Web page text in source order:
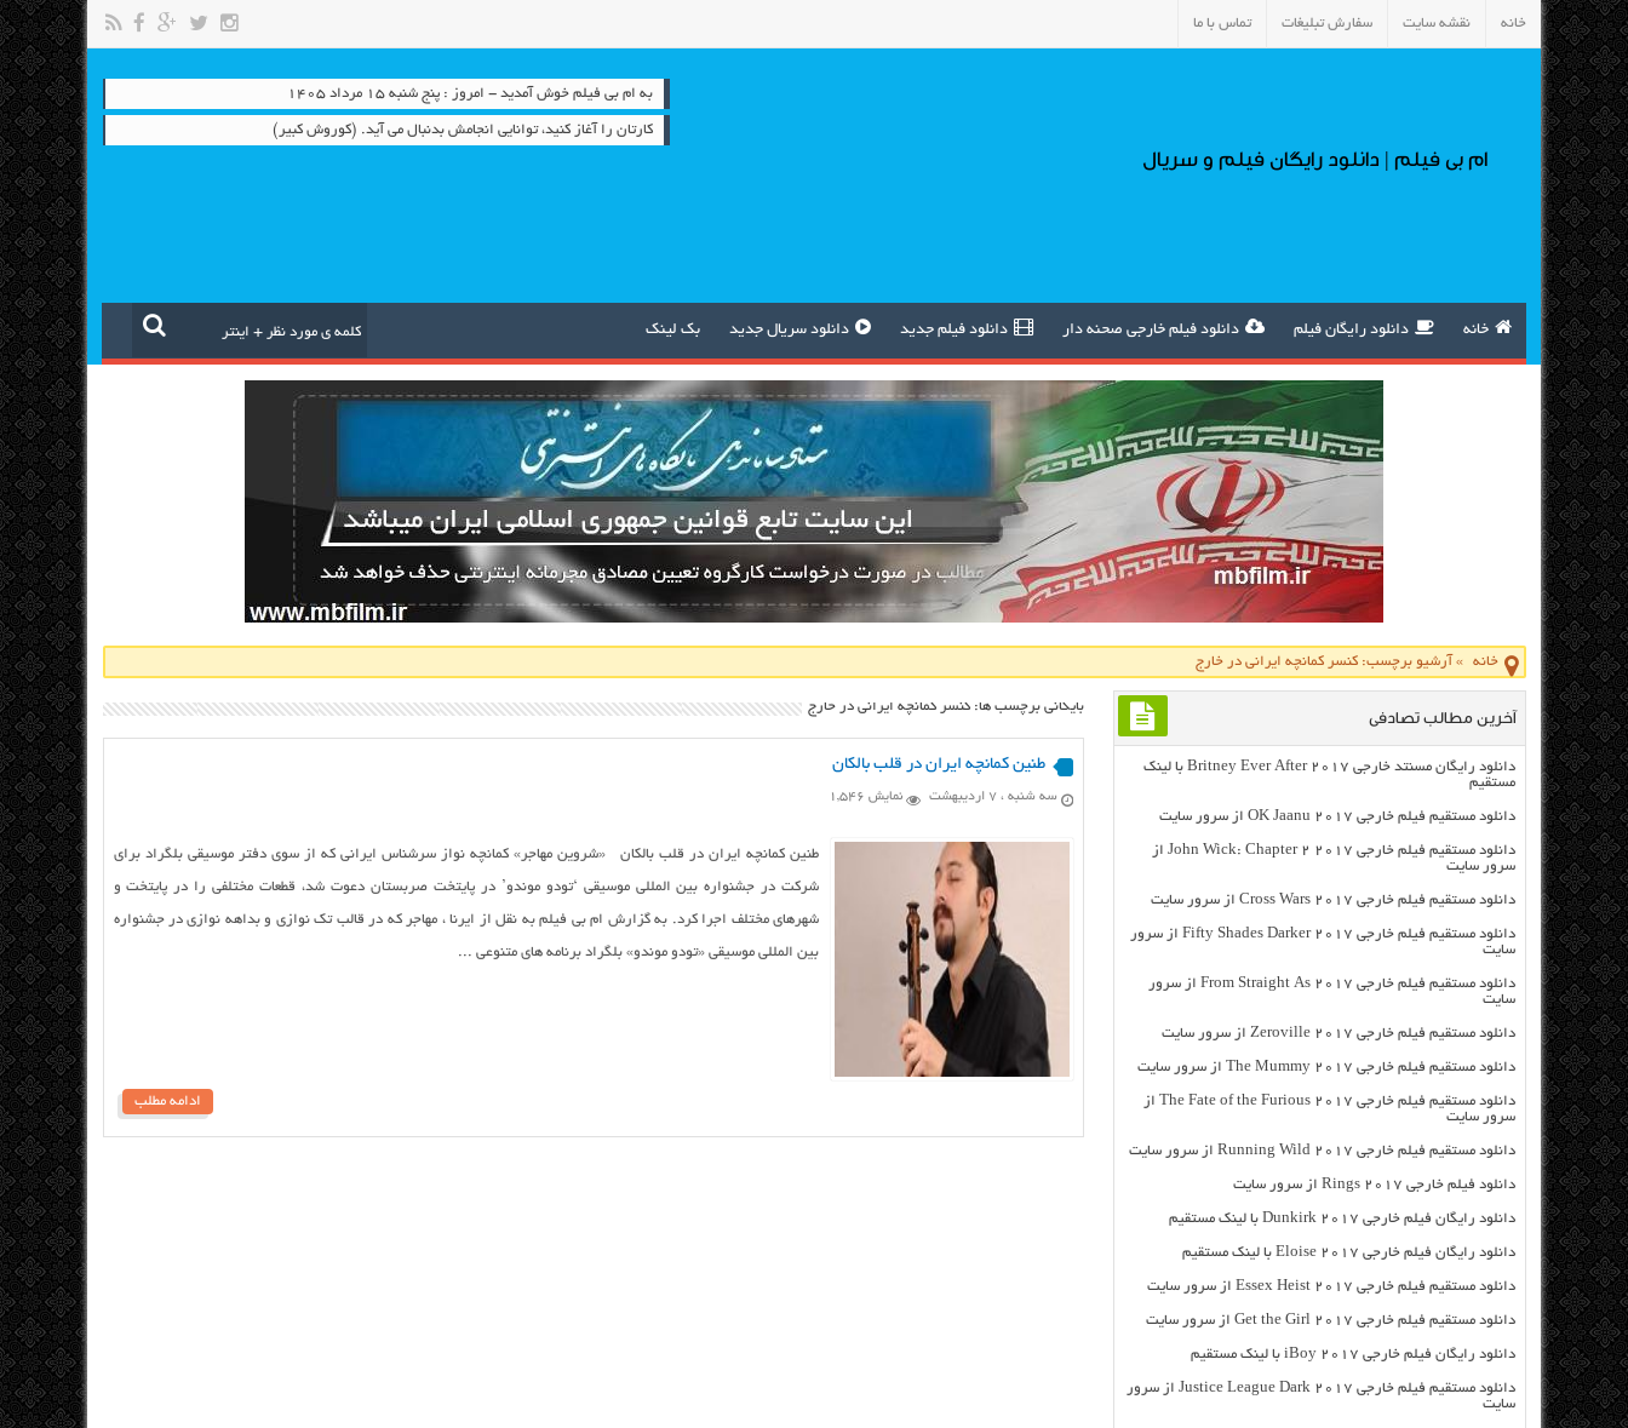
خانه نقشه سایت سفارش تبلیغات تماس با ما
ام بی فیلم | دانلود رایگان فیلم و سریال
به ام بی فیلم خوش آمدید - امروز : پنج شنبه ۱۵ مرداد ۱۴۰۵
کارتان را آغاز کنید، توانایی انجامش بدنبال می آید. (کوروش کبیر)
خانه دانلود رایگان فیلم دانلود فیلم خارجی صحنه دار دانلود فیلم جدید دانلود سریال جدید بک لینک
خانه » آرشیو برچسب: کنسر کمانچه ایرانی در خارج
بایگانی برچسب ها: کنسر کمانچه ایرانی در خارج
طنین کمانچه ایران در قلب بالکان
سه شنبه ، ۷ اردیبهشت نمایش 1,546
طنین کمانچه ایران در قلب بالکان «شروین مهاجر» کمانچه نواز سرشناس ایرانی که از سوی دفتر موسیقی بلگراد برای
شرکت در جشنواره بین المللی موسیقی ‘تودو موندو’ در پایتخت صربستان دعوت شد، قطعات مختلفی را در پایتخت و
شهرهای مختلف اجرا کرد. به گزارش ام بی فیلم به نقل از ایرنا ، مهاجر که در قالب تک نوازی و بداهه ‌نوازی در جشنواره
بین المللی موسیقی «تودو موندو» بلگراد برنامه های متنوعی ...
ادامه مطلب
آخرین مطالب تصادفی
دانلود رایگان مسنتد خارجی Britney Ever After 2017 با لینک
مستقیم
دانلود مستقیم فیلم خارجی OK Jaanu 2017 از سرور سایت
دانلود مستقیم فیلم خارجی John Wick: Chapter 2 2017 از
سرور سایت
دانلود مستقیم فیلم خارجی Cross Wars 2017 از سرور سایت
دانلود مستقیم فیلم خارجی Fifty Shades Darker 2017 از سرور
سایت
دانلود مستقیم فیلم خارجی From Straight As 2017 از سرور
سایت
دانلود مستقیم فیلم خارجی Zeroville 2017 از سرور سایت
دانلود مستقیم فیلم خارجی The Mummy 2017 از سرور سایت
دانلود مستقیم فیلم خارجی The Fate of the Furious 2017 از
سرور سایت
دانلود مستقیم فیلم خارجی Running Wild 2017 از سرور سایت
دانلود فیلم خارجی Rings 2017 از سرور سایت
دانلود رایگان فیلم خارجی Dunkirk 2017 با لینک مستقیم
دانلود رایگان فیلم خارجی Eloise 2017 با لینک مستقیم
دانلود مستقیم فیلم خارجی Essex Heist 2017 از سرور سایت
دانلود مستقیم فیلم خارجی Get the Girl 2017 از سرور سایت
دانلود رایگان فیلم خارجی iBoy 2017 با لینک مستقیم
دانلود مستقیم فیلم خارجی Justice League Dark 2017 از سرور
سایت